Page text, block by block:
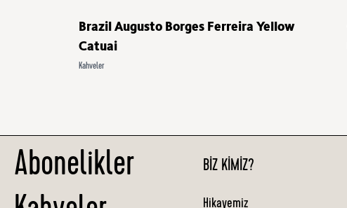
Brazil Augusto Borges Ferreira Yellow
Catuai
Kahveler
Abonelikler
BIZ KIMIZ?
Hikayemiz